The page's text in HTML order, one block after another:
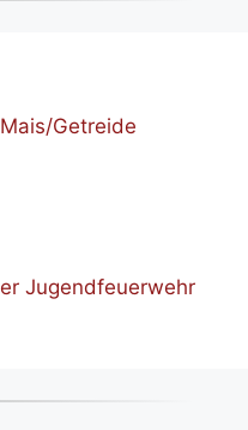
Getreide
Jugendfeuerwehr